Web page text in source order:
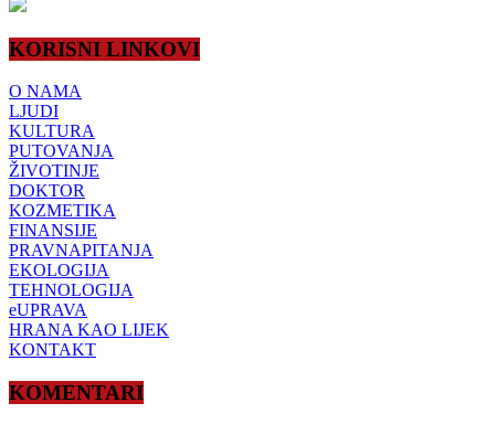
KORISNI LINKOVI
O NAMA
LJUDI
KULTURA
PUTOVANJA
ŽIVOTINJE
DOKTOR
KOZMETIKA
FINANSIJE
PRAVNAPITANJA
EKOLOGIJA
TEHNOLOGIJA
eUPRAVA
HRANA KAO LIJEK
KONTAKT
KOMENTARI